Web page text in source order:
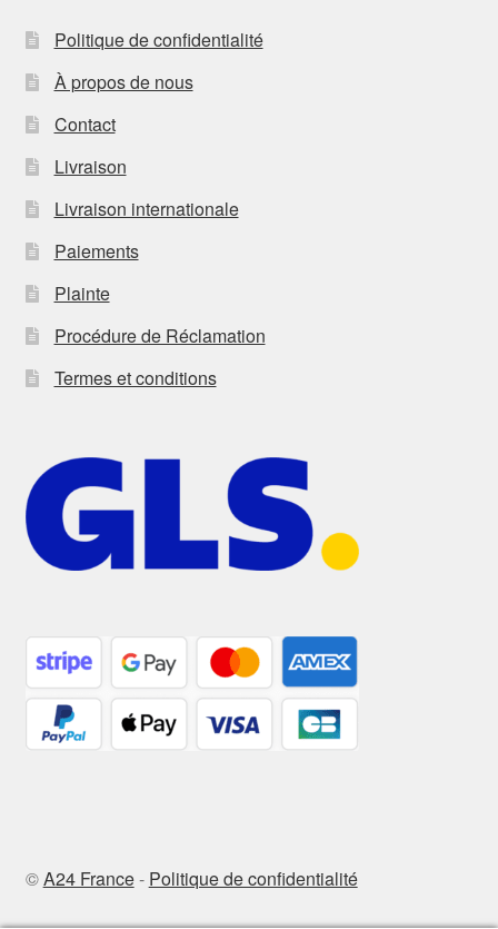
Politique de confidentialité
À propos de nous
Contact
Livraison
Livraison internationale
Paiements
Plainte
Procédure de Réclamation
Termes et conditions
©A24 France- Politique de confidentialité